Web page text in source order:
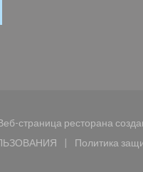
страница ресторана
((открывается в новом окне))
Политика